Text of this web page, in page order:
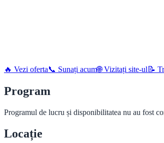
🔥 Vezi oferta📞 Sunați acum🌐 Vizitați site-ul 📝
Program
Programul de lucru și disponibilitatea nu au fost
Locație